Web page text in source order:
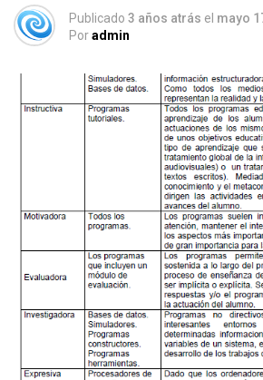
Publicado 3 años atrás el mayo
Poradmin